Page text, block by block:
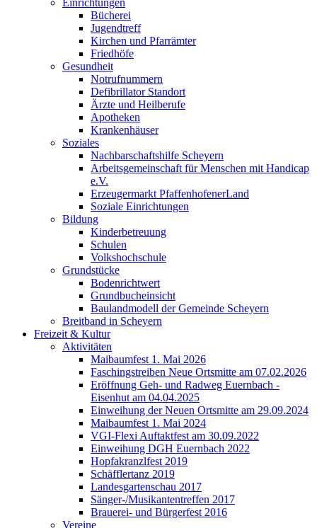
Einrichtungen
Bücherei
Jugendtreff
Kirchen und Pfarrämter
Friedhöfe
Gesundheit
Notrufnummern
Defibrillator Standort
Ärzte und Heilberufe
Apotheken
Krankenhäuser
Soziales
Nachbarschaftshilfe Scheyern
Arbeitsgemeinschaft für Menschen mit Handicap
e.V.
Erzeugermarkt PfaffenhofenerLand
Soziale Einrichtungen
Bildung
Kinderbetreuung
Schulen
Volkshochschule
Grundstücke
Bodenrichtwert
Grundbucheinsicht
Baulandmodell der Gemeinde Scheyern
Breitband in Scheyern
Freizeit & Kultur
Aktivitäten
Maibaumfest 1. Mai 2026
Faschingstreiben Neue Ortsmitte am 07.02.2026
Eröffnung Geh- und Radweg Euernbach -
Eisenhut am 04.04.2025
Einweihung der Neuen Ortsmitte am 29.09.2024
Maibaumfest 1. Mai 2024
VGI-Flexi Auftaktfest am 30.09.2022
Einweihung DGH Euernbach 2022
Hopfakranzlfest 2019
Schäfflertanz 2019
Landesgartenschau 2017
Sänger-/Musikantentreffen 2017
Brauerei- und Bürgerfest 2016
Vereine